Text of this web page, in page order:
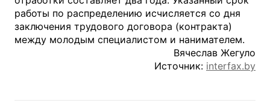
работы по распределению исчисляется со дня
заключения трудового договора (контракта)
между молодым специалистом и нанимателем.
Вячеслав Жегуло
Источник: interfax.by